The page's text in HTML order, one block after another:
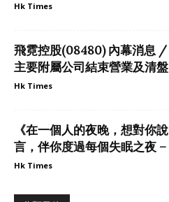
Hk Times
飛霓控股(08480) 內幕消息 /
主要附屬公司結束營業及清
Hk Times
《在一個人的夜晚，想對你
言，伴你度過每個失眠之夜
Hk Times